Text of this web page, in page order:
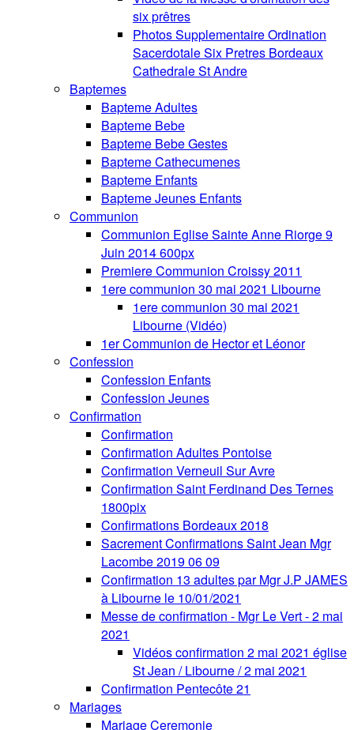
six prêtres
Photos Supplementaire Ordination
Sacerdotale Six Pretres Bordeaux
Cathedrale St Andre
Baptemes
Bapteme Adultes
Bapteme Bebe
Bapteme Bebe Gestes
Bapteme Cathecumenes
Bapteme Enfants
Bapteme Jeunes Enfants
Communion
Communion Eglise Sainte Anne Riorge 9
Juin 2014 600px
Premiere Communion Croissy 2011
1ere communion 30 mai 2021 Libourne
1ere communion 30 mai 2021
Libourne (Vidéo)
1er Communion de Hector et Léonor
Confession
Confession Enfants
Confession Jeunes
Confirmation
Confirmation
Confirmation Adultes Pontoise
Confirmation Verneuil Sur Avre
Confirmation Saint Ferdinand Des Ternes
1800pix
Confirmations Bordeaux 2018
Sacrement Confirmations Saint Jean Mgr
Lacombe 2019 06 09
Confirmation 13 adultes par Mgr J.P JAMES
à Libourne le 10/01/2021
Messe de confirmation - Mgr Le Vert - 2 mai
2021
Vidéos confirmation 2 mai 2021 église
St Jean / Libourne / 2 mai 2021
Confirmation Pentecôte 21
Mariages
Mariage Ceremonie